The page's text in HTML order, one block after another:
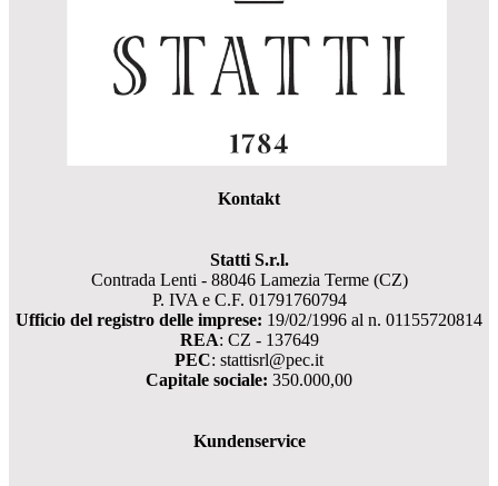
Kontakt
Statti S.r.l.
Contrada Lenti - 88046 Lamezia Terme (CZ)
P. IVA e C.F. 01791760794
Ufficio del registro delle imprese: 19/02/1996 al n. 01155720814
REA: CZ - 137649
PEC: stattisrl@pec.it
Capitale sociale: 350.000,00
Kundenservice